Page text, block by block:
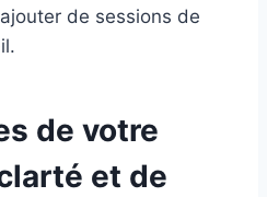
de sessions de
de votre
et de